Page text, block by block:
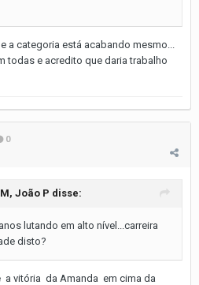
a categoria está acabando mesmo...
todas e acredito que daria trabalho
0
João P disse:
lutando em alto nível...carreira
disto?
vitória da Amanda em cima da